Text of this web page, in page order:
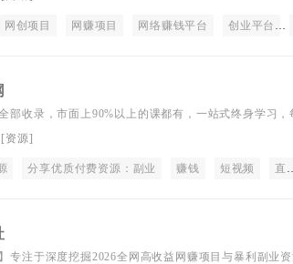
网创项目 网赚项目 网络赚钱平台 创业平台
部收录，市面上90%以上的课都有，一站式终身学习，
网专注于知识创业服务，为万千互联网创业者打造最新
[资源]
分享优质付费资源：副业 赚钱 短视频 直播带货
专注于深度挖掘2026全网高收益网赚项目与暴利副业资